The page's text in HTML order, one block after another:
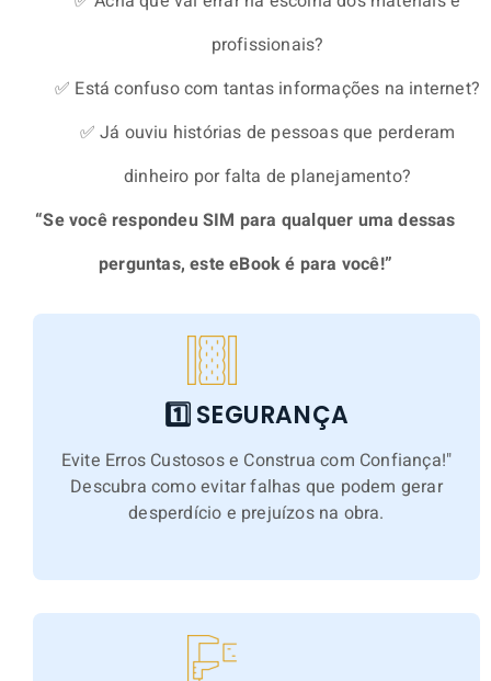
profissionais?
✅ Está confuso com tantas informações na internet?
✅ Já ouviu histórias de pessoas que perderam
dinheiro por falta de planejamento?
“Se você respondeu SIM para qualquer uma dessas
perguntas, este eBook é para você!”
1️⃣ SEGURANÇA
Evite Erros Custosos e Construa com Confiança!"
Descubra como evitar falhas que podem gerar
desperdício e prejuízos na obra.